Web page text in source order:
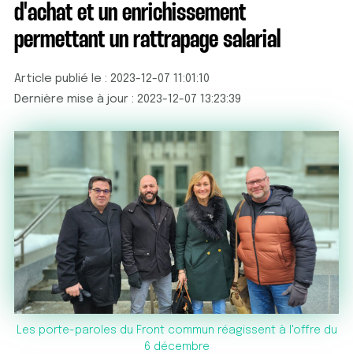
d'achat et un enrichissement
permettant un rattrapage salarial
Article publié le : 2023-12-07 11:01:10
Dernière mise à jour : 2023-12-07 13:23:39
Les porte-paroles du Front commun réagissent à l'offre du
6 décembre